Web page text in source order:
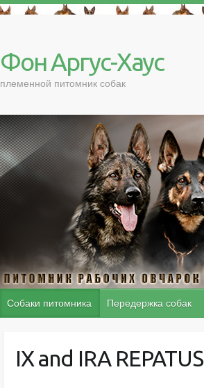
Фон Аргус-Хаус
племенной питомник собак
Собаки питомника Передержка собак
IX and IRA REPATUS